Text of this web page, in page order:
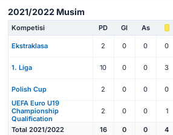
2021/2022 Musim
Kompetisi PD Gl As
Ekstraklasa 2 0 0 0
1. Liga 10 0 0 3
Polish Cup 2 0 0 0
UEFA Euro U19
Championship
Qualification
2 0 0 1
Total 2021/2022 16 0 0 4